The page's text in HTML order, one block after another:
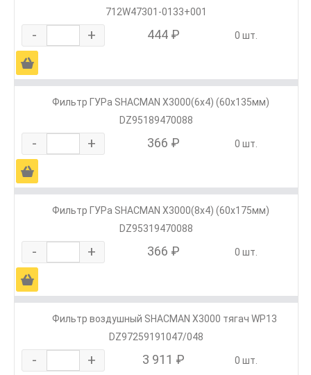
712W47301-0133+001
- + 444 ₽ 0 шт.
Ä
Фильтр ГУРа SHACMAN X3000(6х4) (60х135мм)
DZ95189470088
- + 366 ₽ 0 шт.
Ä
Фильтр ГУРа SHACMAN X3000(8х4) (60х175мм)
DZ95319470088
- + 366 ₽ 0 шт.
Ä
Фильтр воздушный SHACMAN X3000 тягач WP13
DZ97259191047/048
- + 3 911 ₽ 0 шт.